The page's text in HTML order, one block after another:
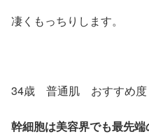
凄くもっちりします。
34歳 普通肌 おすすめ
幹細胞は美容界でも最先端